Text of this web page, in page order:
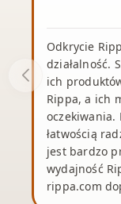
Odkrycie
działalność.
ich
Rippa, a ich
oczekiwania.
łatwością
jest bardzo
wydajność
rippa.com